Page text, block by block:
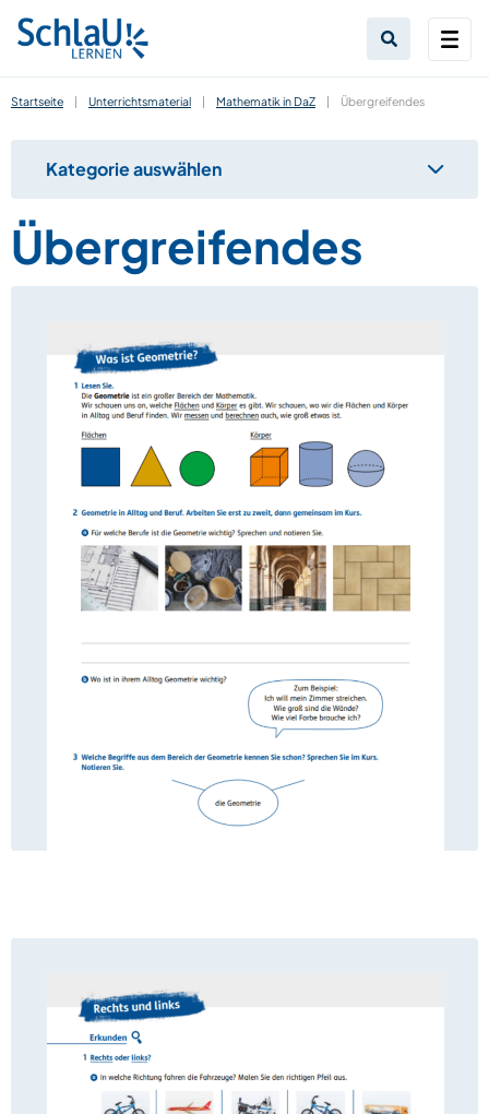
Startseite | Unterrichtsmaterial | Mathematik in DaZ | Übergreifendes
Kategorie auswählen
Übergreifendes